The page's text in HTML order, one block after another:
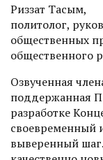
Риззат Тасым,
политолог,
общественных
общественного
Озвученная
поддержанная
разработке
своевременный
выверенный шаг.